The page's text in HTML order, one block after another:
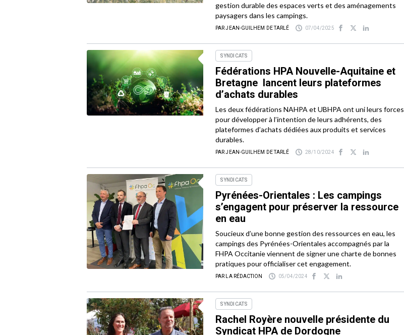
gestion durable des espaces verts et des aménagements
paysagers dans les campings.
PAR JEAN-GUILHEM DE TARLÉ 07/04/2025
SYNDICATS
Fédérations HPA Nouvelle-Aquitaine et
Bretagne lancent leurs plateformes
d’achats durables
Les deux fédérations NAHPA et UBHPA ont uni leurs forces
pour développer à l’intention de leurs adhérents, des
plateformes d’achats dédiées aux produits et services
durables.
PAR JEAN-GUILHEM DE TARLÉ 28/10/2024
SYNDICATS
Pyrénées-Orientales : Les campings
s’engagent pour préserver la ressource
en eau
Soucieux d’une bonne gestion des ressources en eau, les
campings des Pyrénées-Orientales accompagnés par la
FHPA Occitanie viennent de signer une charte de bonnes
pratiques pour officialiser cet engagement.
PAR LA RÉDACTION 05/04/2024
SYNDICATS
Rachel Royère nouvelle présidente du
Syndicat HPA de Dordogne